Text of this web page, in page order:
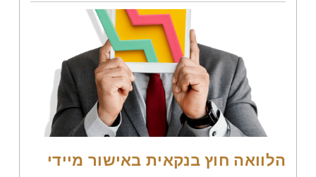
הלוואה חוץ בנקאית באישור מיידי